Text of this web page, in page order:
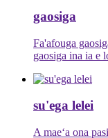
gaosiga
Fa'afouga
gaosiga ina ia e
su'ega lelei
A maeʻa ona